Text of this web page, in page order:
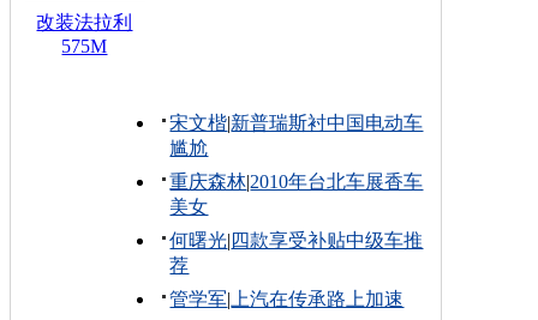
改装法拉利
575M
宋文楷|新普瑞斯衬中国电动车
尴尬
重庆森林|2010年台北车展香车
美女
何曙光| 四款享受补贴中级车推
荐
管学军| 上汽在传承路上加速